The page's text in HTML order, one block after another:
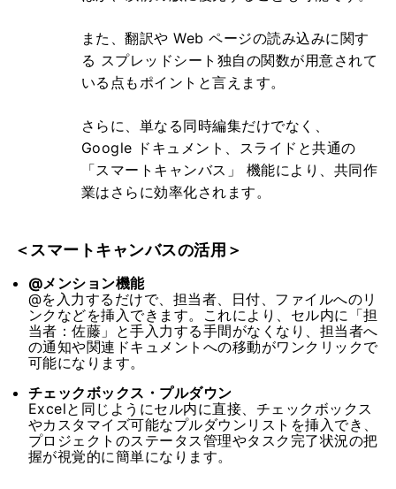
また、翻訳や Web ページの読み込みに関す
る スプレッドシート独自の関数が用意されて
いる点もポイントと言えます。
さらに、単なる同時編集だけでなく、
Google ドキュメント、スライドと共通の
「スマートキャンバス」 機能により、共同作
業はさらに効率化されます。
＜スマートキャンバスの活用＞
@メンション機能
@を入力するだけで、担当者、日付、ファイルへのリ
ンクなどを挿入できます。これにより、セル内に「担
当者：佐藤」と手入力する手間がなくなり、担当者へ
の通知や関連ドキュメントへの移動がワンクリックで
可能になります。
チェックボックス・プルダウン
Excelと同じようにセル内に直接、チェックボックス
やカスタマイズ可能なプルダウンリストを挿入でき、
プロジェクトのステータス管理やタスク完了状況の把
握が視覚的に簡単になります。